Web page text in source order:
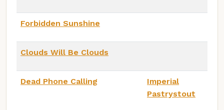
Forbidden Sunshine
Clouds Will Be Clouds
Dead Phone Calling
Imperial
Pastrystout